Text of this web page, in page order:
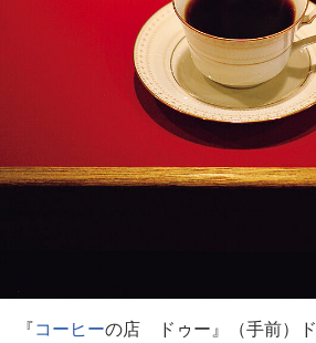
『コーヒーの店 ドゥー』（手前）